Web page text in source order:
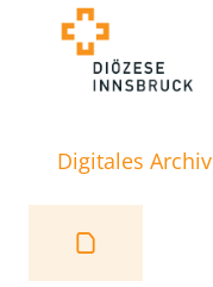
Digitales Archiv